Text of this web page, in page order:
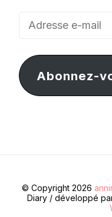
Adresse
mail
Abonnez-
© Copyright 2026
Diary / développé